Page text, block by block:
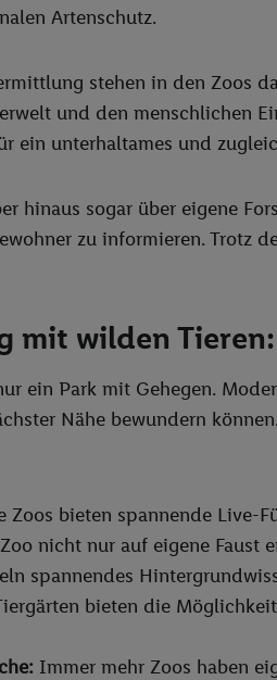
Artenschutz.
stehen in den Zoos
und den menschlichen
ein unterhaltames und
hinaus sogar über eigene
zu informieren. Trotz
mit wilden
ein Park mit Gehegen.
Nähe bewundern
Zoos bieten spannende Live-
nicht nur auf eigene Faust
spannendes
bieten die
Immer mehr Zoos haben